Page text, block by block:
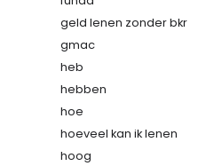
geld lenen zonder bkr
gmac
heb
hebben
hoe
hoeveel kan ik lenen
hoog